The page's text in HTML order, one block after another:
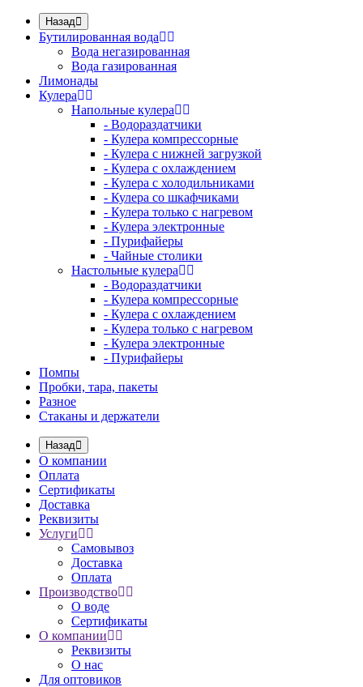
Назад
Бутилированная вода
Вода негазированная
Вода газированная
Лимонады
Кулера
Напольные кулера
- Водораздатчики
- Кулера компрессорные
- Кулера с нижней загрузкой
- Кулера с охлаждением
- Кулера с холодильниками
- Кулера со шкафчиками
- Кулера только с нагревом
- Кулера электронные
- Пурифайеры
- Чайные столики
Настольные кулера
- Водораздатчики
- Кулера компрессорные
- Кулера с охлаждением
- Кулера только с нагревом
- Кулера электронные
- Пурифайеры
Помпы
Пробки, тара, пакеты
Разное
Стаканы и держатели
Назад
О компании
Оплата
Сертификаты
Доставка
Реквизиты
Услуги
Самовывоз
Доставка
Оплата
Производство
О воде
Сертификаты
О компании
Реквизиты
О нас
Для оптовиков